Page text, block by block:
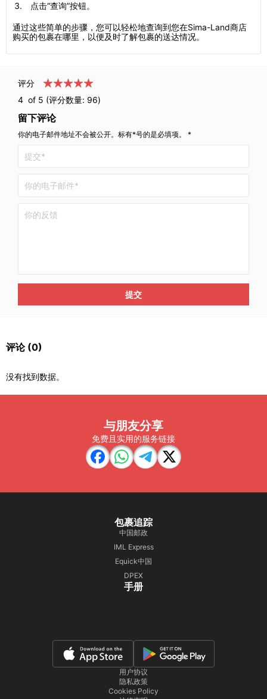
点击“查询”按钮。
通过这些简单的步骤，您可以轻松地查询到您在Sima-Land商店
购买的包裹在哪里，以便及时了解包裹的送达情况。
评分
4 of 5 (评分数量: 96)
留下评论
你的电子邮件地址不会被公开。标有*号的是必填项。 *
提交
评论 (0)
没有找到数据。
与朋友分享
免费且实用的服务链接
包裹追踪
中国邮政
IML Express
Equick中国
DPEX
手册
用户协议
隐私政策
Cookies Policy